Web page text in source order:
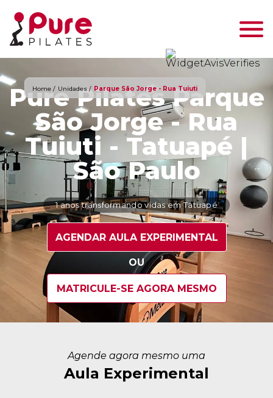
Home / Unidades / Parque São Jorge - Rua Tuiuti
Pure Pilates Parque
São Jorge - Rua
Tuiuti - Tatuapé |
São Paulo
1 anos transformando vidas em Tatuapé
AGENDAR AULA EXPERIMENTAL
OU
MATRICULE-SE AGORA MESMO
Agende agora mesmo uma
Aula Experimental